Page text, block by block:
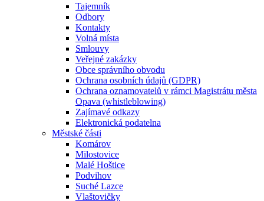
Tajemník
Odbory
Kontakty
Volná místa
Smlouvy
Veřejné zakázky
Obce správního obvodu
Ochrana osobních údajů (GDPR)
Ochrana oznamovatelů v rámci Magistrátu města
Opava (whistleblowing)
Zajímavé odkazy
Elektronická podatelna
Městské části
Komárov
Milostovice
Malé Hoštice
Podvihov
Suché Lazce
Vlaštovičky